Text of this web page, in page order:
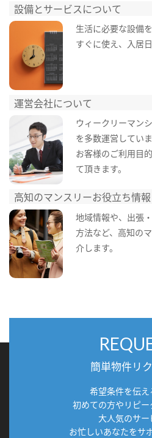
設備とサービスについて
生活に必要な設備
すぐに使え、入居
運営会社について
ウィークリーマン
を多数運営していま
お客様のご利用目
て頂きます。
高知のマンスリーお役立ち情報
地域情報や、出張
方法など、高知の
介します。
簡単物件リ
希望条件を伝え
初めての方やリピー
大人気のサー
お忙しいあなたをサ